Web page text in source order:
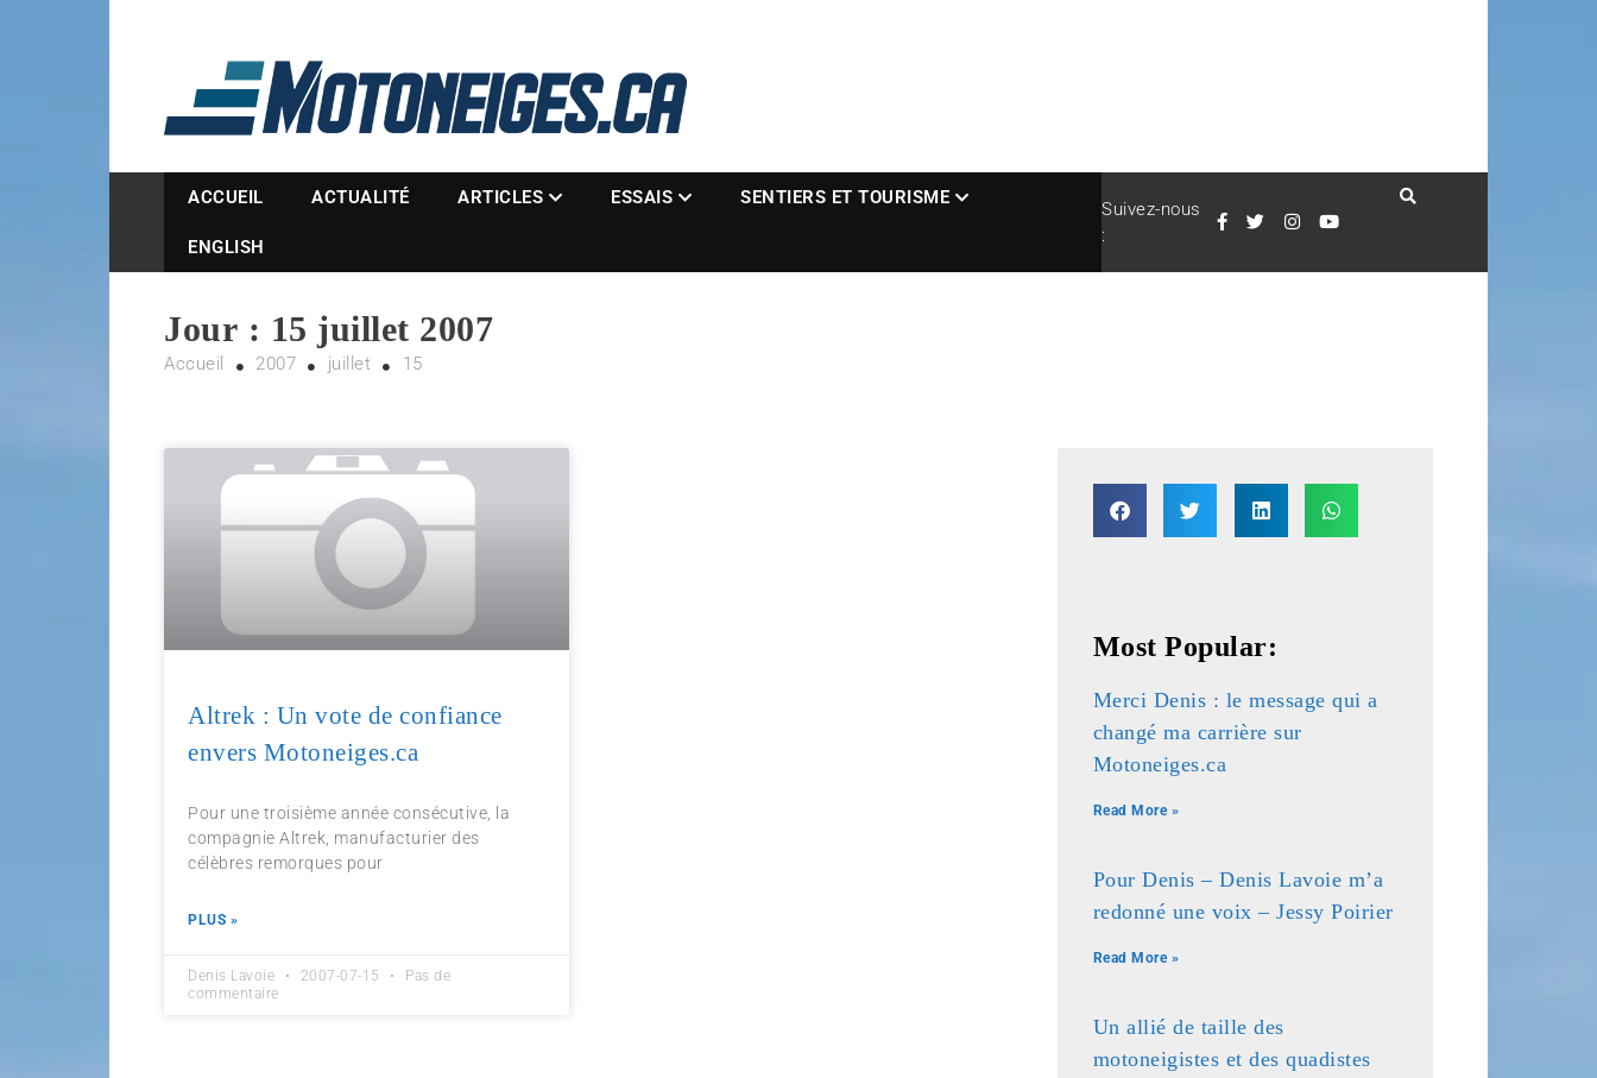
Magazine Motoneiges.ca
ACCUEIL ACTUALITÉ ARTICLES ESSAIS SENTIERS ET TOURISME
ENGLISH
Suivez-nous
:
Jour : 15 juillet 2007
Accueil 2007 juillet 15
Altrek : Un vote de confiance
envers Motoneiges.ca
Pour une troisième année consécutive, la
compagnie Altrek, manufacturier des
célèbres remorques pour
PLUS »
Denis Lavoie 2007-07-15
Pas de
commentaire
Most Popular:
Merci Denis : le message qui a
changé ma carrière sur
Motoneiges.ca
Read More »
Pour Denis – Denis Lavoie m’a
redonné une voix – Jessy Poirier
Read More »
Un allié de taille des
motoneigistes et des quadistes